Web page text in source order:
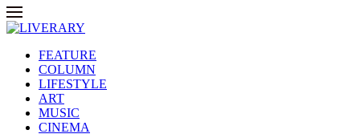
FEATURE
COLUMN
LIFESTYLE
ART
MUSIC
CINEMA